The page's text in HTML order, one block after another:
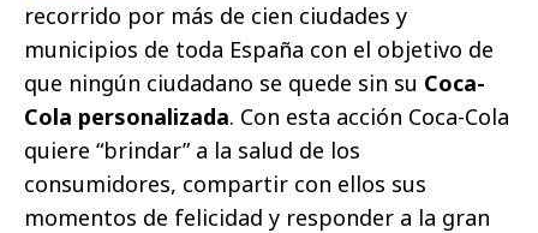
recorrido por más de cien ciudades y
municipios de toda España con el objetivo de
que ningún ciudadano se quede sin su Coca-
Cola personalizada. Con esta acción Coca-Cola
quiere “brindar” a la salud de los
consumidores, compartir con ellos sus
momentos de felicidad y responder a la gran